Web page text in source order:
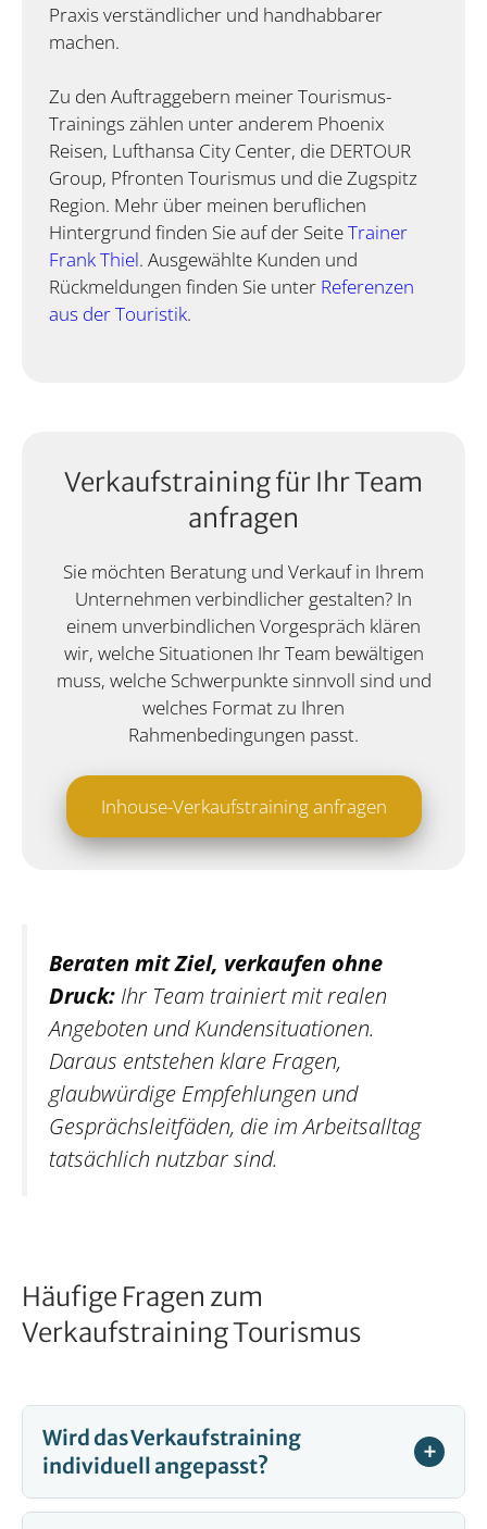
Praxis verständlicher und handhabbarer
machen.
Zu den Auftraggebern meiner Tourismus-
Trainings zählen unter anderem Phoenix
Reisen, Lufthansa City Center, die DERTOUR
Group, Pfronten Tourismus und die Zugspitz
Region. Mehr über meinen beruflichen
Hintergrund finden Sie auf der SeiteTrainer
Frank Thiel. Ausgewählte Kunden und
Rückmeldungen finden Sie unter Referenzen
aus der Touristik.
Verkaufstraining für Ihr Team
anfragen
Sie möchten Beratung und Verkauf in Ihrem
Unternehmen verbindlicher gestalten? In
einem unverbindlichen Vorgespräch klären
wir, welche Situationen Ihr Team bewältigen
muss, welche Schwerpunkte sinnvoll sind und
welches Format zu Ihren
Rahmenbedingungen passt.
Inhouse-Verkaufstraining anfragen
Beraten mit Ziel, verkaufen ohne
Druck: Ihr Team trainiert mit realen
Angeboten und Kundensituationen.
Daraus entstehen klare Fragen,
glaubwürdige Empfehlungen und
Gesprächsleitfäden, die im Arbeitsalltag
tatsächlich nutzbar sind.
Häufige Fragen zum
Verkaufstraining Tourismus
Wird das Verkaufstraining
individuell angepasst?